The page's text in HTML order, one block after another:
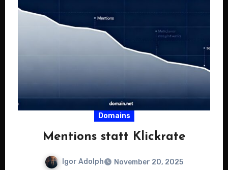
Domains
Mentions statt Klickrate
Igor Adolph
November 20, 2025